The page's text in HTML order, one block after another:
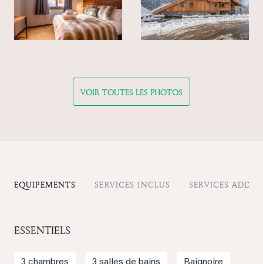
VOIR TOUTES LES PHOTOS
EQUIPEMENTS SERVICES INCLUS SERVICES
ESSENTIELS